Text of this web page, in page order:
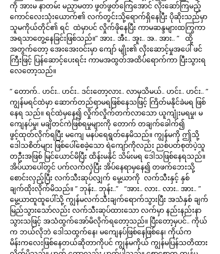
ကို အားမ နာတမ်း မညှာမတာ ဖွတ်ဖွတ်ကြေအောင် လိုးဆော်ကြမည့်
ကောင်လေးသုံးယောက်၏ လက်တွင်းသို့ရောက်ရှိနေပြီး ပိုဆိုးသည်မှာ
သူမကိုယ်တိုင်၏ ရင် ထဲမှာပင် လှိုက်ဖိုနေပြီး ကာမဆန္ဒများထကြွကာ
အရသာတွေ့နေခြင်းဖြစ်သည်။” အား.. အီး.. အူး.. အ.. အား.. ” ထို့
အတွက်တော့ အေးအေးဝင်းမှာ ကျော် မျိုး၏ လိုးဆောင့်မှုအပေါ် ဖင်
ကြီးဖြင့် ပြန်ဆောင့်ပေးရင်း ကာမအထွတ်အထိပ်ရောက်ကာ ပြီးသွားရ
လေတော့သည်။
” တောက်.. ဟင်း.. ဟင်း.. ဒင်းတော့လား.. လာမှသိမယ်.. ဟင်း.. ဟင်း.. ”
ကျွန်မရင်ထဲမှာ ဆောက်တည်ရာမရဖြစ်နေသဖြင့် ကြိတ်မနိုင်ခဲမရ ဖြစ်
နေရ သည်။ ရင်ထဲမှနေ၍ လှိုက်လှိုက်တက်လာသော ယူကျုံးမရမှု၊ မ
ကျေနပ်မှု၊ မချိတင်ကဲဖြစ်ရမှုများကို တောက် တချက်ခေါက်၍
ဖွင့်ထုတ်လိုက်ရပြီး မကျေ မနပ်ရေရွတ်နေမိသည်။ ကျွန်မကို ဤသို့
ဒေါသစိတ်များ ဖြစ်ပေါ်စေခဲ့သော ရဲကျော်ကိုလည်း ညစ်ပတ်စုတ်ပဲ့သူ
တဦးအဖြစ် မြင်ယောင်မိပြီး ထိန်းမနိုင် သိမ်းမရ ဒေါသဖြစ်နေရသည်။
အိပ်ယာပေါ်တွင် ပက်လက်လှဲပြီး အိပ်နေရာမှနေ၍ တဖက်ဘေးသို့
စောင်းလှည့်ပြီး လက်သီးဆုပ်လျှက် မွေ့ယာကို လက်သီးနှင့် နှစ်
ချက်ထိုးလိုက်မိသည်။ ” ဘုန်း.. ဘုန်း..” “အား.. လား.. လား.. အား.. ”
မွေ့ယာထူထူပေါ်သို့ ကျွန်မလက်သီးချက်ရောက်သွားပြီး အသံနှစ် ချက်
မြည်သွားသော်လည်း လက်သီးဆုပ်ထားသော လက်မှာ နည်းနည်းနာ
သွားသဖြင့် အသံထွက်အော်မိလိုက်ရတော့သည်။ ပြီးတော့မှပင်.. ကိုယ်
က ဘယ်လိုဘဲ ဒေါသထွက်နေ၊ မကျေနပ်ဖြစ်နေဖြစ်နေ၊ ကိုယ်က
မိန်းကလေးဖြစ်နေတယ်ဆိုတာကိုပင် ကျွန်မကိုယ် ကျွန်မပြန်သတိထား